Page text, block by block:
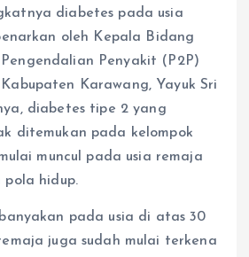
diabetes pada usia
oleh Kepala Bidang
Penyakit (P2P)
Karawang, Yayuk Sri
diabetes tipe 2 yang
ditemukan pada kelompok
muncul pada usia remaja
pola hidup.
pada usia di atas 30
juga sudah mulai terkena